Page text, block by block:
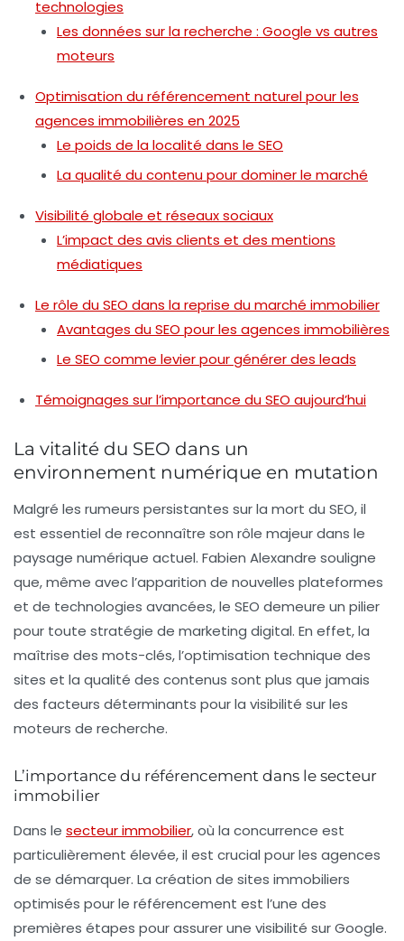
technologies
Les données sur la recherche : Google vs autres
moteurs
Optimisation du référencement naturel pour les
agences immobilières en 2025
Le poids de la localité dans le SEO
La qualité du contenu pour dominer le marché
Visibilité globale et réseaux sociaux
L’impact des avis clients et des mentions
médiatiques
Le rôle du SEO dans la reprise du marché immobilier
Avantages du SEO pour les agences immobilières
Le SEO comme levier pour générer des leads
Témoignages sur l’importance du SEO aujourd’hui
La vitalité du SEO dans un
environnement numérique en mutation
Malgré les rumeurs persistantes sur la mort du SEO, il
est essentiel de reconnaître son rôle majeur dans le
paysage numérique actuel. Fabien Alexandre souligne
que, même avec l’apparition de nouvelles plateformes
et de technologies avancées, le SEO demeure un pilier
pour toute stratégie de marketing digital. En effet, la
maîtrise des mots-clés, l’optimisation technique des
sites et la qualité des contenus sont plus que jamais
des facteurs déterminants pour la visibilité sur les
moteurs de recherche.
L’importance du référencement dans le secteur
immobilier
Dans le secteur immobilier, où la concurrence est
particulièrement élevée, il est crucial pour les agences
de se démarquer. La création de sites immobiliers
optimisés pour le référencement est l’une des
premières étapes pour assurer une visibilité sur Google.